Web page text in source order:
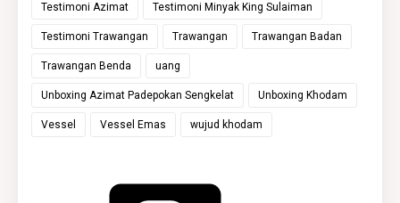
Testimoni Azimat Testimoni Minyak King Sulaiman
Testimoni Trawangan Trawangan Trawangan Badan
Trawangan Benda uang
Unboxing Azimat Padepokan Sengkelat Unboxing Khodam
Vessel Vessel Emas wujud khodam